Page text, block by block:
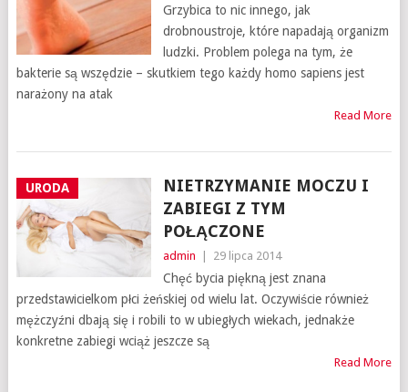
Grzybica to nic innego, jak
drobnoustroje, które napadają organizm
ludzki. Problem polega na tym, że
bakterie są wszędzie – skutkiem tego każdy homo sapiens jest
narażony na atak
Read More
URODA
NIETRZYMANIE MOCZU I
ZABIEGI Z TYM
POŁĄCZONE
admin 29 lipca 2014
Chęć bycia piękną jest znana
przedstawicielkom płci żeńskiej od wielu lat. Oczywiście również
mężczyźni dbają się i robili to w ubiegłych wiekach, jednakże
konkretne zabiegi wciąż jeszcze są
Read More